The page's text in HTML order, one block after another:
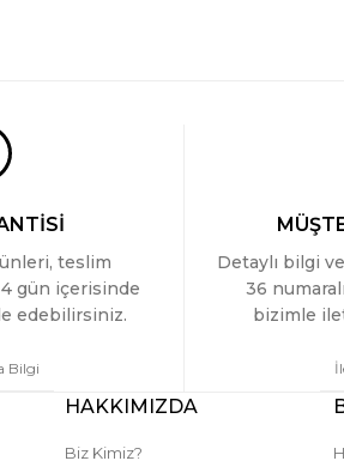
teslim
gün içerisinde
edebilirsiniz.
Bilgi
Detaylı bilgi
36
bizimle
HAKKIMIZDA
Biz Kimiz?